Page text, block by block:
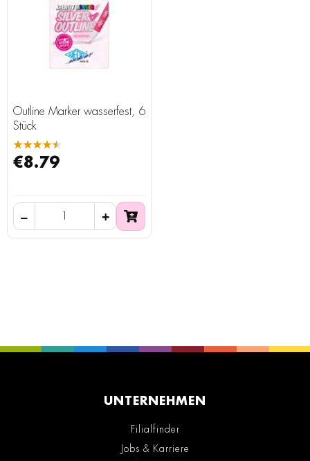
Outline Marker wasserfest, 6
Stück
★★★★★
€8.79
UNTERNEHMEN
Filialfinder
Jobs & Karriere